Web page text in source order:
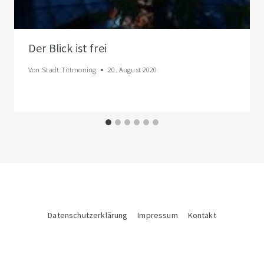
Der Blick ist frei
Von Stadt Tittmoning 20. August 2020
Datenschutzerklärung Impressum Kontakt